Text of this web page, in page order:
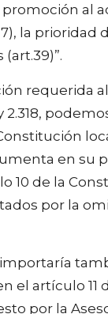
al
la prioridad
requerida
en su
10 de la
por la
el artículo 11
por la